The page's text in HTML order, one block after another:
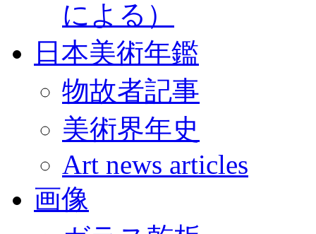
による）
日本美術年鑑
物故者記事
美術界年史
Art news articles
画像